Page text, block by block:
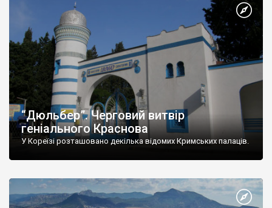
“Дюльбер”. Черговий витвір
геніального Краснова
У Кореїзі розташовано декілька відомих Кримських палаців.